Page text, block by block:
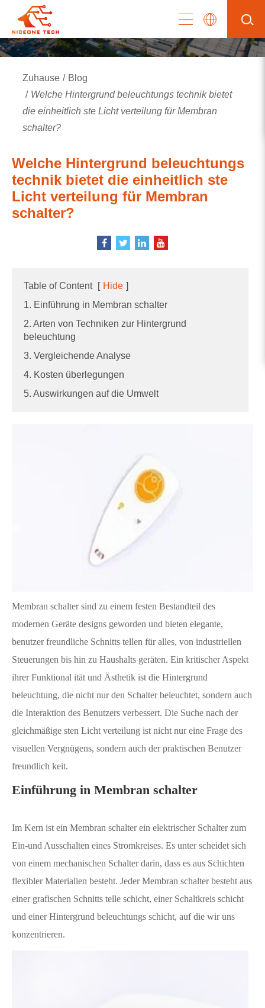
Zuhause
Blog
Welche Hintergrund beleuchtungs technik bietet
die einheitlich ste Licht verteilung für Membran
schalter?
Welche Hintergrund beleuchtungs
technik bietet die einheitlich ste
Licht verteilung für Membran
schalter?
Table of Content [ Hide ]
1. Einführung in Membran schalter
2. Arten von Techniken zur Hintergrund
beleuchtung
3. Vergleichende Analyse
4. Kosten überlegungen
5. Auswirkungen auf die Umwelt
Membran schalter sind zu einem festen Bestandteil des
modernen Geräte designs geworden und bieten elegante,
benutzer freundliche Schnitts tellen für alles, von industriellen
Steuerungen bis hin zu Haushalts geräten. Ein kritischer Aspekt
ihrer Funktional ität und Ästhetik ist die Hintergrund
beleuchtung, die nicht nur den Schalter beleuchtet, sondern auch
die Interaktion des Benutzers verbessert. Die Suche nach der
gleichmäßige sten Licht verteilung ist nicht nur eine Frage des
visuellen Vergnügens, sondern auch der praktischen Benutzer
freundlich keit.
Einführung in Membran schalter
Im Kern ist ein Membran schalter ein elektrischer Schalter zum
Ein-und Ausschalten eines Stromkreises. Es unter scheidet sich
von einem mechanischen Schalter darin, dass es aus Schichten
flexibler Materialien besteht. Jeder Membran schalter besteht aus
einer grafischen Schnitts telle schicht, einer Schaltkreis schicht
und einer Hintergrund beleuchtungs schicht, auf die wir uns
konzentrieren.